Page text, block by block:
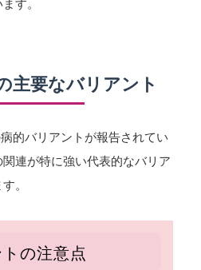
主要なバリアント
的バリアントが報告されてい
連が特に強い代表的なバリア
。
の注意点